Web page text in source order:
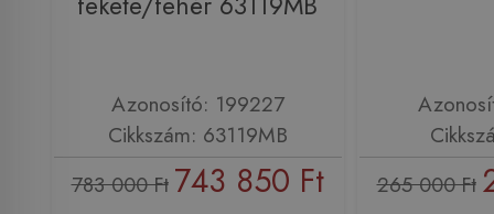
Azonosító: 199227
Cikkszám: 63119MB
783 000 Ft 743 850 Ft 265 000 Ft